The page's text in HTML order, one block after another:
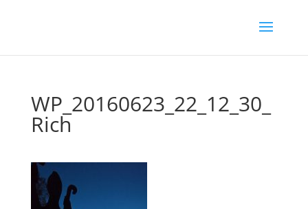
WP_20160623_22_12_30_
Rich